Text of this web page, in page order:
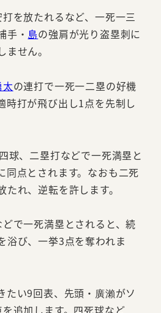
を放たれるなど、一死一三
手・ 島の強肩が光り盗塁刺に
せん。
の連打で一死一二塁の好機
時打が飛び出し1点を先制し
球、二塁打などで一死満塁と
同点とされます。なおも二死
れ、逆転を許します。
で一死満塁とされると、続
浴び、一挙3点を奪われま
たい9回表、先頭・廣瀨がソ
追加します。四死球など